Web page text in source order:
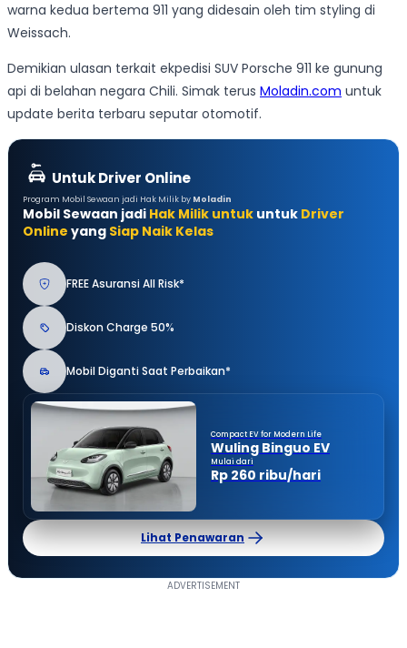
warna kedua bertema 911 yang didesain oleh tim styling di
Weissach.
Demikian ulasan terkait ekpedisi SUV Porsche 911 ke gunung
api di belahan negara Chili. Simak terus Moladin.com untuk
update berita terbaru seputar otomotif.
Untuk Driver Online
Program Mobil Sewaan jadi Hak Milik by Moladin
Mobil Sewaan jadi Hak Milik untuk untuk Driver
Online yang Siap Naik Kelas
FREE Asuransi All Risk*
Diskon Charge 50%
Mobil Diganti Saat Perbaikan*
Compact EV for Modern Life
Wuling Binguo EV
Mulai dari
Rp 260 ribu/hari
Lihat Penawaran